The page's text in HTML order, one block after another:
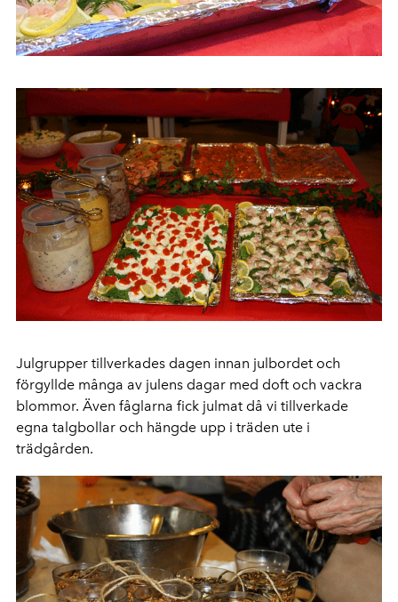
Julgrupper tillverkades dagen innan julbordet och
förgyllde många av julens dagar med doft och vackra
blommor. Även fåglarna fick julmat då vi tillverkade
egna talgbollar och hängde upp i träden ute i
trädgården.